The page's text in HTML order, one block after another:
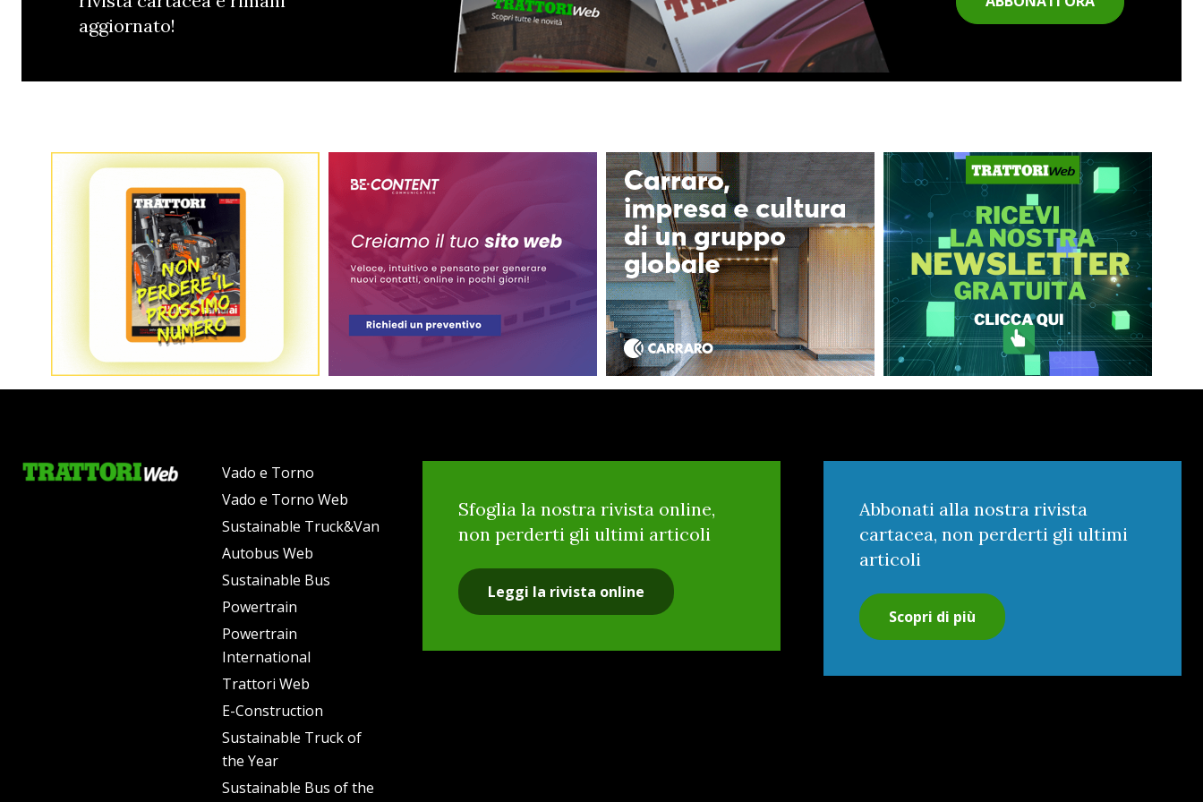
aggiornato!
Vado e Torno
Vado e Torno Web
Sustainable Truck&Van
Autobus Web
Sustainable Bus
Powertrain
Powertrain
International
Trattori Web
E-Construction
Sustainable Truck of
the Year
Sustainable Bus of the
Sfoglia la nostra rivista online,
non perderti gli ultimi articoli
Leggi la rivista online
Abbonati alla nostra rivista
cartacea, non perderti gli ultimi
articoli
Scopri di più